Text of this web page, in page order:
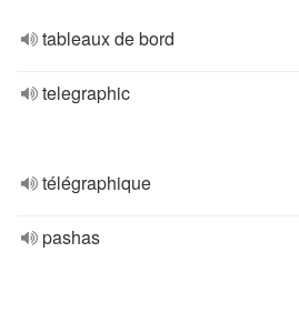
tableaux de bord
telegraphic
télégraphique
pashas